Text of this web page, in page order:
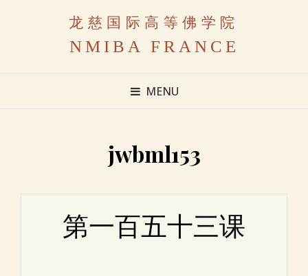
龙慈国际高等佛学院
NMIBA FRANCE
MENU
jwbml153
第一百五十三课